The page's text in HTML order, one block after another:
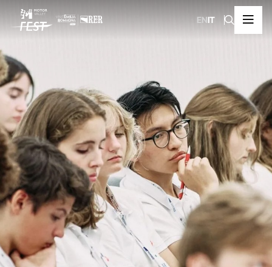
ENIT